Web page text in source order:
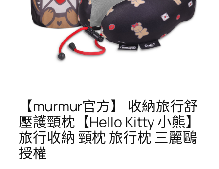
【murmur官方】 收納旅行舒
壓護頸枕【Hello Kitty 小熊】
旅行收納 頸枕 旅行枕 三麗鷗
授權